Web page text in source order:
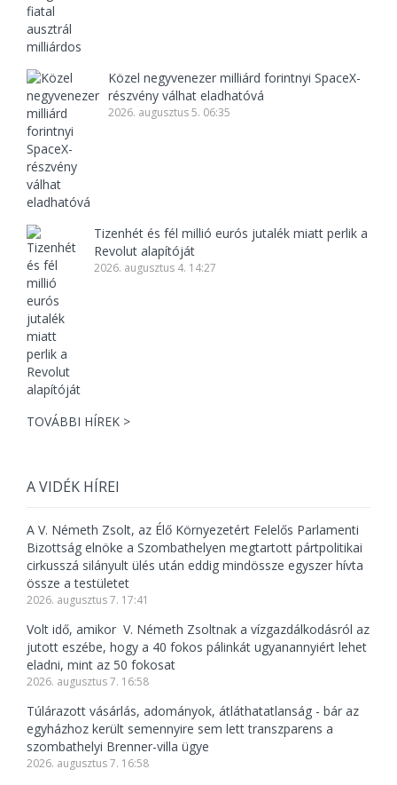
Közel negyvenezer milliárd forintnyi SpaceX-
részvény válhat eladhatóvá
2026. augusztus 5. 06:35
Tizenhét és fél millió eurós jutalék miatt perlik a
Revolut alapítóját
2026. augusztus 4. 14:27
TOVÁBBI HÍREK >
A VIDÉK HÍREI
A V. Németh Zsolt, az Élő Környezetért Felelős Parlamenti
Bizottság elnöke a Szombathelyen megtartott pártpolitikai
cirkusszá silányult ülés után eddig mindössze egyszer hívta
össze a testületet
2026. augusztus 7. 17:41
Volt idő, amikor V. Németh Zsoltnak a vízgazdálkodásról az
jutott eszébe, hogy a 40 fokos pálinkát ugyanannyiért lehet
eladni, mint az 50 fokosat
2026. augusztus 7. 16:58
Túlárazott vásárlás, adományok, átláthatatlanság - bár az
egyházhoz került semennyire sem lett transzparens a
szombathelyi Brenner-villa ügye
2026. augusztus 7. 16:58